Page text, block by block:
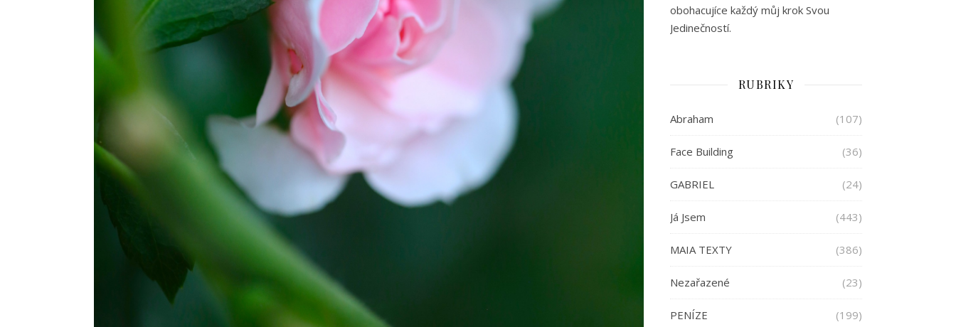
obohacujíce každý můj krok Svou
Jedinečností.
RUBRIKY
Abraham (107)
Face Building (36)
GABRIEL (24)
Já Jsem (443)
MAIA TEXTY (386)
Nezařazené (23)
PENÍZE (199)